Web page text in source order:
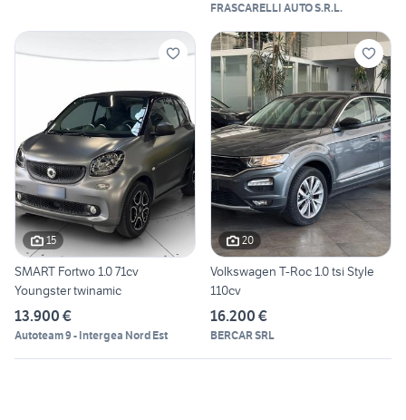
FRASCARELLI AUTO S.R.L.
15
SMART Fortwo 1.0 71cv
Youngster twinamic
13.900 €
Autoteam 9 - Intergea Nord Est
20
Volkswagen T-Roc 1.0 tsi Style
110cv
16.200 €
BERCAR SRL